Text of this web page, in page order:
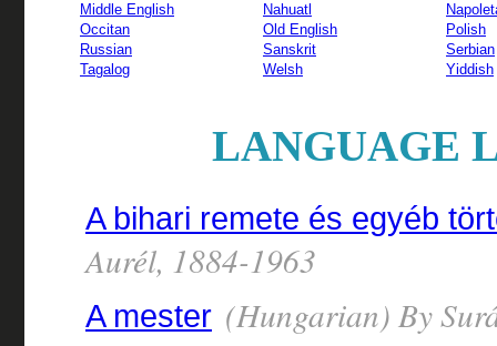
Middle English
Nahuatl
Occitan
Old English
Polish
Russian
Sanskrit
Serbian
Tagalog
Welsh Yiddish
LANGUAGE
A bihari remete és egyéb
Aurél, 1884-1963
A mester (Hungarian) By